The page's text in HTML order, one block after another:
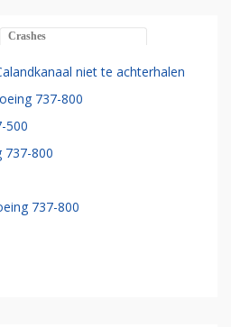
Crashes
niet te achterhalen
737-800
500
737-800
737-800